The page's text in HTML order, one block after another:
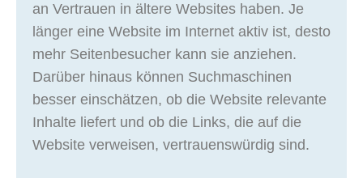
an Vertrauen in ältere Websites haben. Je
länger eine Website im Internet aktiv ist, desto
mehr Seitenbesucher kann sie anziehen.
Darüber hinaus können Suchmaschinen
besser einschätzen, ob die Website relevante
Inhalte liefert und ob die Links, die auf die
Website verweisen, vertrauenswürdig sind.